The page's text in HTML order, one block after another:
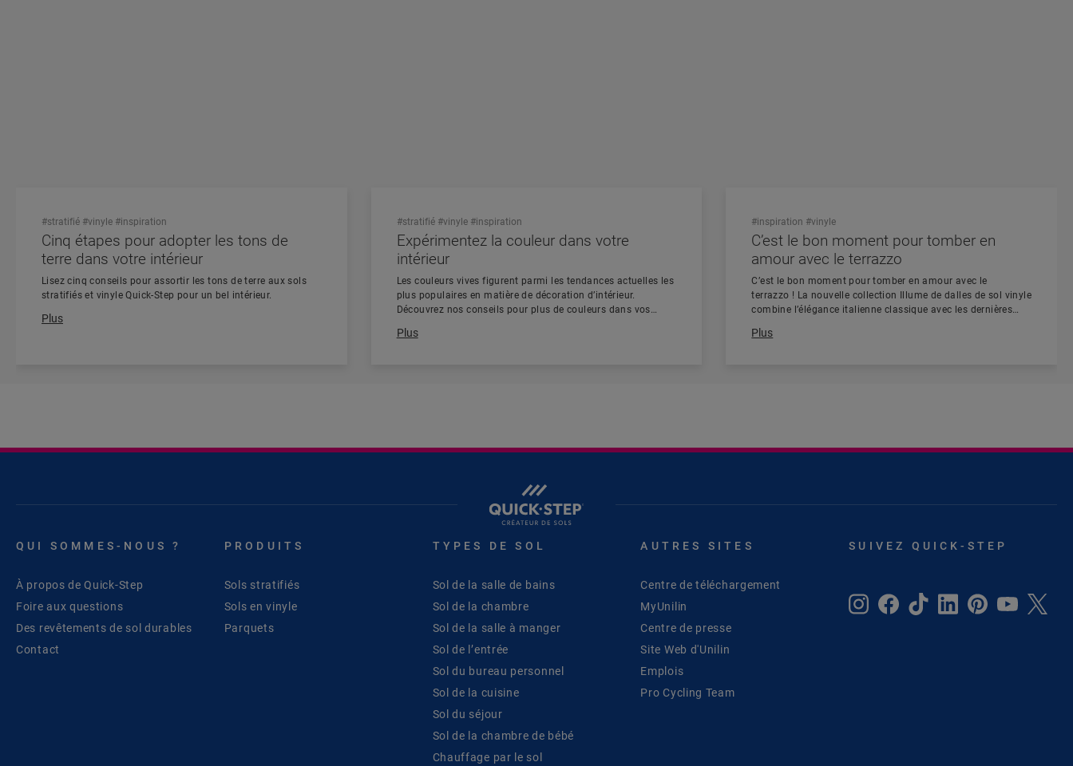
Cinq étapes pour adopter les tons de
terre dans votre intérieur
Lisez cinq conseils pour assortir les tons de terre aux sols
stratifiés et vinyle Quick-Step pour un bel intérieur.
Plus
#stratifié #vinyle #inspiration
Expérimentez la couleur dans votre
intérieur
Les couleurs vives figurent parmi les tendances actuelles les
plus populaires en matière de décoration d’intérieur.
Découvrez nos conseils pour plus de couleurs dans vos
Plus
#stratifié #vinyle #inspiration
C’est le bon moment pour tomber en
amour avec le terrazzo
C’est le bon moment pour tomber en amour avec le
terrazzo ! La nouvelle collection Illume de dalles de sol vinyle
combine l’élégance italienne classique avec les dernières
Plus
#inspiration #vinyle
QUI SOMMES-NOUS ?
À propos de Quick-Step
Foire aux questions
Des revêtements de sol durables
Contact
PRODUITS
Sols stratifiés
Sols en vinyle
Parquets
TYPES DE SOL
Sol de la salle de bains
Sol de la chambre
Sol de la salle à manger
Sol de l’entrée
Sol du bureau personnel
Sol de la cuisine
Sol du séjour
Sol de la chambre de bébé
Chauffage par le sol
AUTRES SITES
Centre de téléchargement
MyUnilin
Centre de presse
Site Web d'Unilin
Emplois
Pro Cycling Team
SUIVEZ QUICK-STEP